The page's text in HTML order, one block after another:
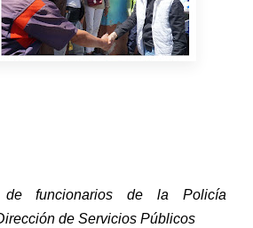
de funcionarios de la Policía
de Servicios Públicos